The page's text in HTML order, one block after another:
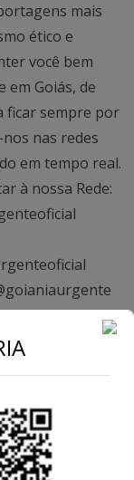
mais
ético e
você bem
Goiás, de
ficar sempre por
nas redes
em tempo real.
à nossa Rede: